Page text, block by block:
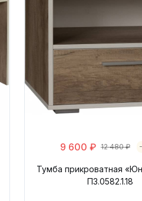
9 600 ₽ 12 480 ₽
Тумба прикроватная
П3.0582.1.18